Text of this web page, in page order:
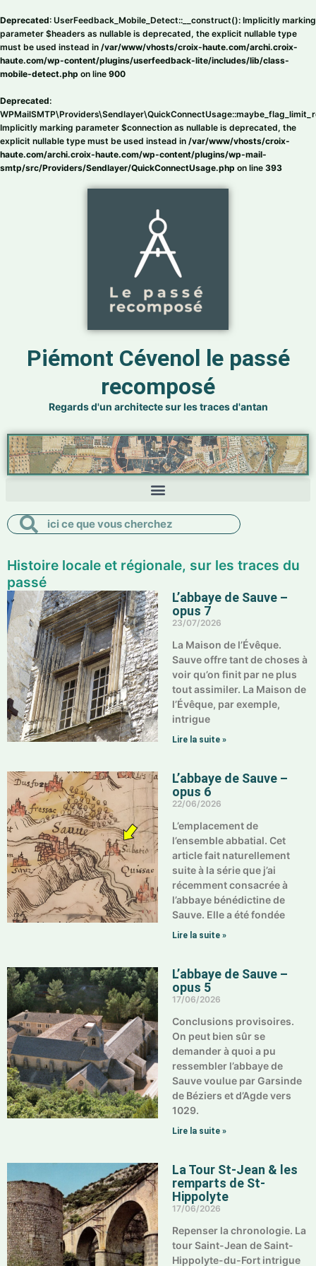
Deprecated: UserFeedback_Mobile_Detect::__construct(): Implicitly marking
parameter $headers as nullable is deprecated, the explicit nullable type
must be used instead in /var/www/vhosts/croix-haute.com/archi.croix-
haute.com/wp-content/plugins/userfeedback-lite/includes/lib/class-
mobile-detect.php on line 900
Deprecated:
Implicitly marking parameter $connection as nullable is deprecated, the
explicit nullable type must be used instead in /var/www/vhosts/croix-
haute.com/archi.croix-haute.com/wp-content/plugins/wp-mail-
smtp/src/Providers/Sendlayer/QuickConnectUsage.php on line 393
au
contenu
Piémont Cévenol le passé
recomposé
Regards d'un architecte sur les traces d'antan
RechercherRechercher
Histoire locale et régionale, sur les traces du
passé
L’abbaye de Sauve –
opus 7
23/07/2026
La Maison de l’Évêque.
Sauve offre tant de choses à
voir qu’on finit par ne plus
tout assimiler. La Maison de
l’Évêque, par exemple,
intrigue
Lire la suite »
L’abbaye de Sauve –
opus 6
22/06/2026
L’emplacement de
l’ensemble abbatial. Cet
article fait naturellement
suite à la série que j’ai
récemment consacrée à
l’abbaye bénédictine de
Sauve. Elle a été fondée
Lire la suite »
L’abbaye de Sauve –
opus 5
17/06/2026
Conclusions provisoires.
On peut bien sûr se
demander à quoi a pu
ressembler l’abbaye de
Sauve voulue par Garsinde
de Béziers et d’Agde vers
1029.
Lire la suite »
La Tour St-Jean & les
remparts de St-
Hippolyte
17/06/2026
Repenser la chronologie. La
tour Saint-Jean de Saint-
Hippolyte-du-Fort intrigue